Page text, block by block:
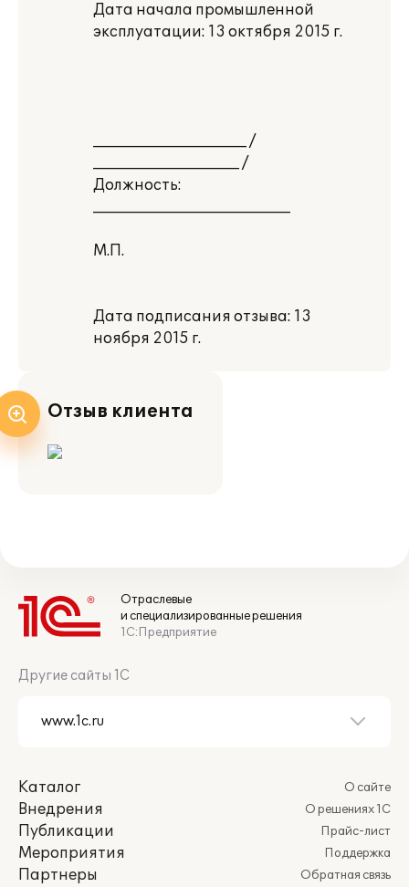
Дата начала промышленной
эксплуатации: 13 октября 2015 г.
_____________________ /
____________________ /
Должность:
___________________________
М.П.
Дата подписания отзыва: 13
ноября 2015 г.
Отзыв клиента
Отраслевые
и специализированные решения
1С:Предприятие
Другие сайты 1С
Каталог
Внедрения
Публикации
Мероприятия
Партнеры
О сайте
О решениях 1С
Прайс-лист
Поддержка
Обратная связь